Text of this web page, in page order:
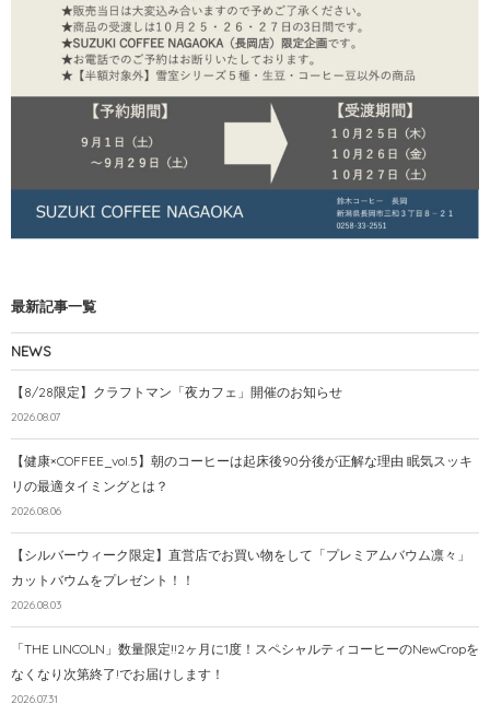
最新記事一覧
NEWS
【8/28限定】クラフトマン「夜カフェ」開催のお知らせ
2026.08.07
【健康×COFFEE_vol.5】朝のコーヒーは起床後90分後が正解な理由 眠気スッキ
リの最適タイミングとは？
2026.08.06
【シルバーウィーク限定】直営店でお買い物をして「プレミアムバウム凛々」
カットバウムをプレゼント！！
2026.08.03
「THE LINCOLN」数量限定!!2ヶ月に1度！スペシャルティコーヒーのNewCropを
なくなり次第終了!でお届けします！
2026.07.31